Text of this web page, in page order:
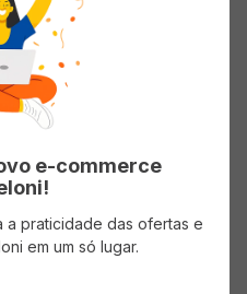
Brasil
uma avaliação.
e-commerce
praticidade das ofertas e
em um só lugar.